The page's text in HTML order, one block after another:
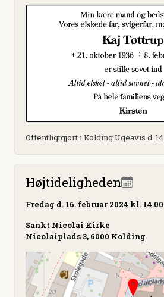
Offentligtgjort i Kolding Ugeavis d.
Højtideligheden
Fredag d. 16. februar 2024 kl. 14.00
Sankt Nicolai Kirke
Nicolaiplads 3, 6000 Kolding